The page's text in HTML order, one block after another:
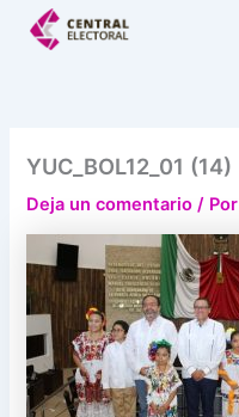
YUC_BOL12_01 (14)
Deja un comentario / Por